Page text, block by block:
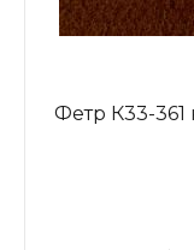
Фетр К33-